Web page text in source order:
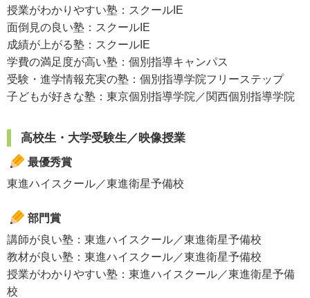
授業がわかりやすい塾：スクールIE
面倒見の良い塾：スクールIE
成績が上がる塾：スクールIE
学費の満足度が高い塾：個別指導キャンパス
受験・進学情報充実の塾：個別指導学院フリーステップ
子どもが好きな塾：東京個別指導学院／関西個別指導学院
高校生・大学受験生／映像授業
最優秀賞
東進ハイスクール／東進衛星予備校
部門賞
講師が良い塾：東進ハイスクール／東進衛星予備校
教材が良い塾：東進ハイスクール／東進衛星予備校
授業がわかりやすい塾：東進ハイスクール／東進衛星予備
校